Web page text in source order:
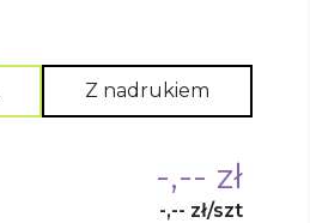
Z nadrukiem
-,-- zł
-,-- zł/szt